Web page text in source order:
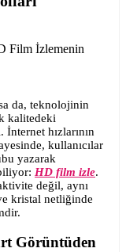
da, teknolojinin
kalitedeki
İnternet hızlarının
kullanıcılar
yazarak
HD film izle.
değil, aynı
kristal netliğinde
Görüntüden